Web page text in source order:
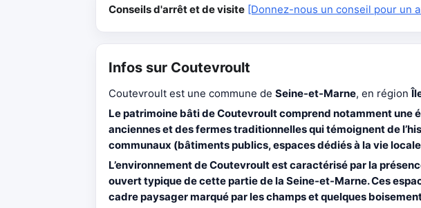
Conseils d'arrêt et de visite [Donnez-nous un conseil pour un
Infos sur Coutevroult
Coutevroult est une commune de Seine-et-Marne, en région
Le patrimoine bâti de Coutevroult comprend notamment une
anciennes et des fermes traditionnelles qui témoignent de
communaux (bâtiments publics, espaces dédiés à la vie
L’environnement de Coutevroult est caractérisé par la
ouvert typique de cette partie de la Seine-et-Marne. Ces
cadre paysager marqué par les champs et quelques